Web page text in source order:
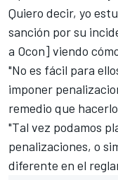
Quiero decir, yo
sanción por su
a Ocon] viendo
"No es fácil para
imponer
remedio que
"Tal vez podamos
penalizaciones, o
diferente en el